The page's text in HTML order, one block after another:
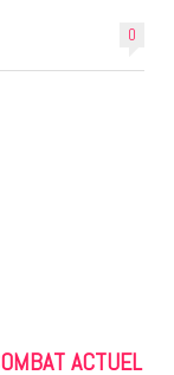
0
ACTUEL